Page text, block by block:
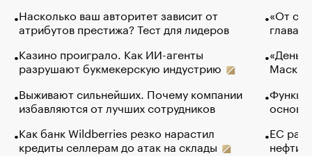
Насколько ваш авторитет зависит от
атрибутов престижа? Тест для лидеров
Казино проиграло. Как ИИ-агенты
разрушают букмекерскую индустрию
Выживают сильнейших. Почему компании
избавляются от лучших сотрудников
Как банк Wildberries резко нарастил
кредиты селлерам до атак на склады
«От
глава
Маск в
основ
ЕС
нефти